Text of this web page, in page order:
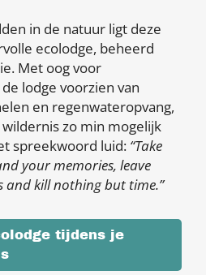
in de natuur ligt deze
ecolodge, beheerd
Met oog voor
lodge voorzien van
en regenwateropvang,
zo min mogelijk
spreekwoord luid: “Take
your memories, leave
kill nothing but time.”
tijdens je